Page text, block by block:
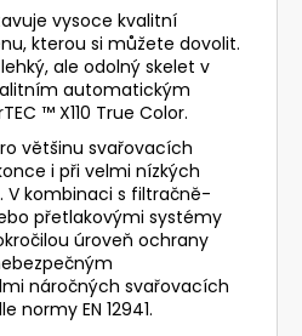
vysoce kvalitní
kterou si můžete dovolit.
ale odolný skelet v
automatickým
™ X110 True Color.
většinu svařovacích
i při velmi nízkých
kombinaci s filtračně-
přetlakovými systémy
úroveň ochrany
náročných svařovacích
normy EN 12941.